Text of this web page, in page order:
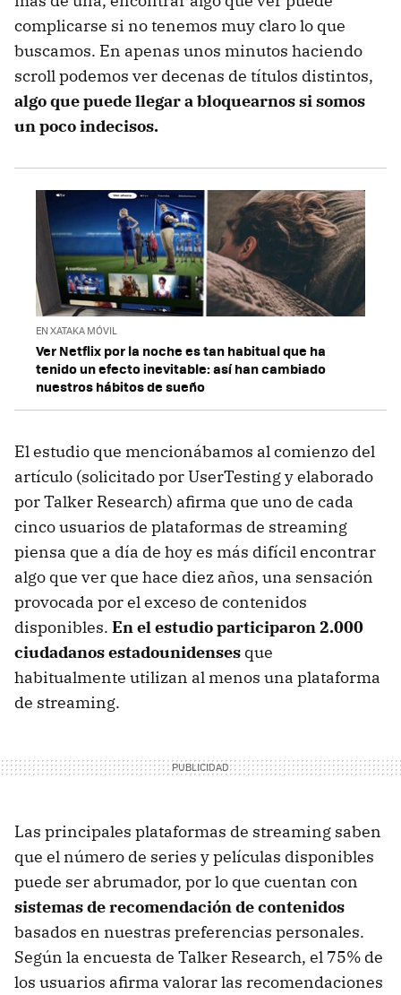
complicarse si no tenemos muy claro lo que
buscamos. En apenas unos minutos haciendo
scroll podemos ver decenas de títulos distintos,
algo que puede llegar a bloquearnos si somos
un poco indecisos.
EN XATAKA MÓVIL
Ver Netflix por la noche es tan habitual que ha
tenido un efecto inevitable: así han cambiado
nuestros hábitos de sueño
El estudio que mencionábamos al comienzo del
artículo (solicitado por UserTesting y elaborado
por Talker Research) afirma que uno de cada
cinco usuarios de plataformas de streaming
piensa que a día de hoy es más difícil encontrar
algo que ver que hace diez años, una sensación
provocada por el exceso de contenidos
disponibles. En el estudio participaron 2.000
ciudadanos estadounidenses que
habitualmente utilizan al menos una plataforma
de streaming.
Las principales plataformas de streaming saben
que el número de series y películas disponibles
puede ser abrumador, por lo que cuentan con
sistemas de recomendación de contenidos
basados en nuestras preferencias personales.
Según la encuesta de Talker Research, el 75% de
los usuarios afirma valorar las recomendaciones